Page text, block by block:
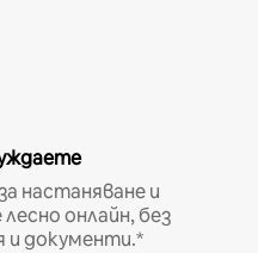
настаняване и
онлайн, без
и документи.*